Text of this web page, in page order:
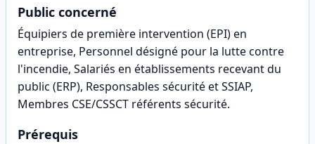
Public concerné
Équipiers de première intervention (EPI) en
entreprise, Personnel désigné pour la lutte contre
l'incendie, Salariés en établissements recevant du
public (ERP), Responsables sécurité et SSIAP,
Membres CSE/CSSCT référents sécurité.
Prérequis